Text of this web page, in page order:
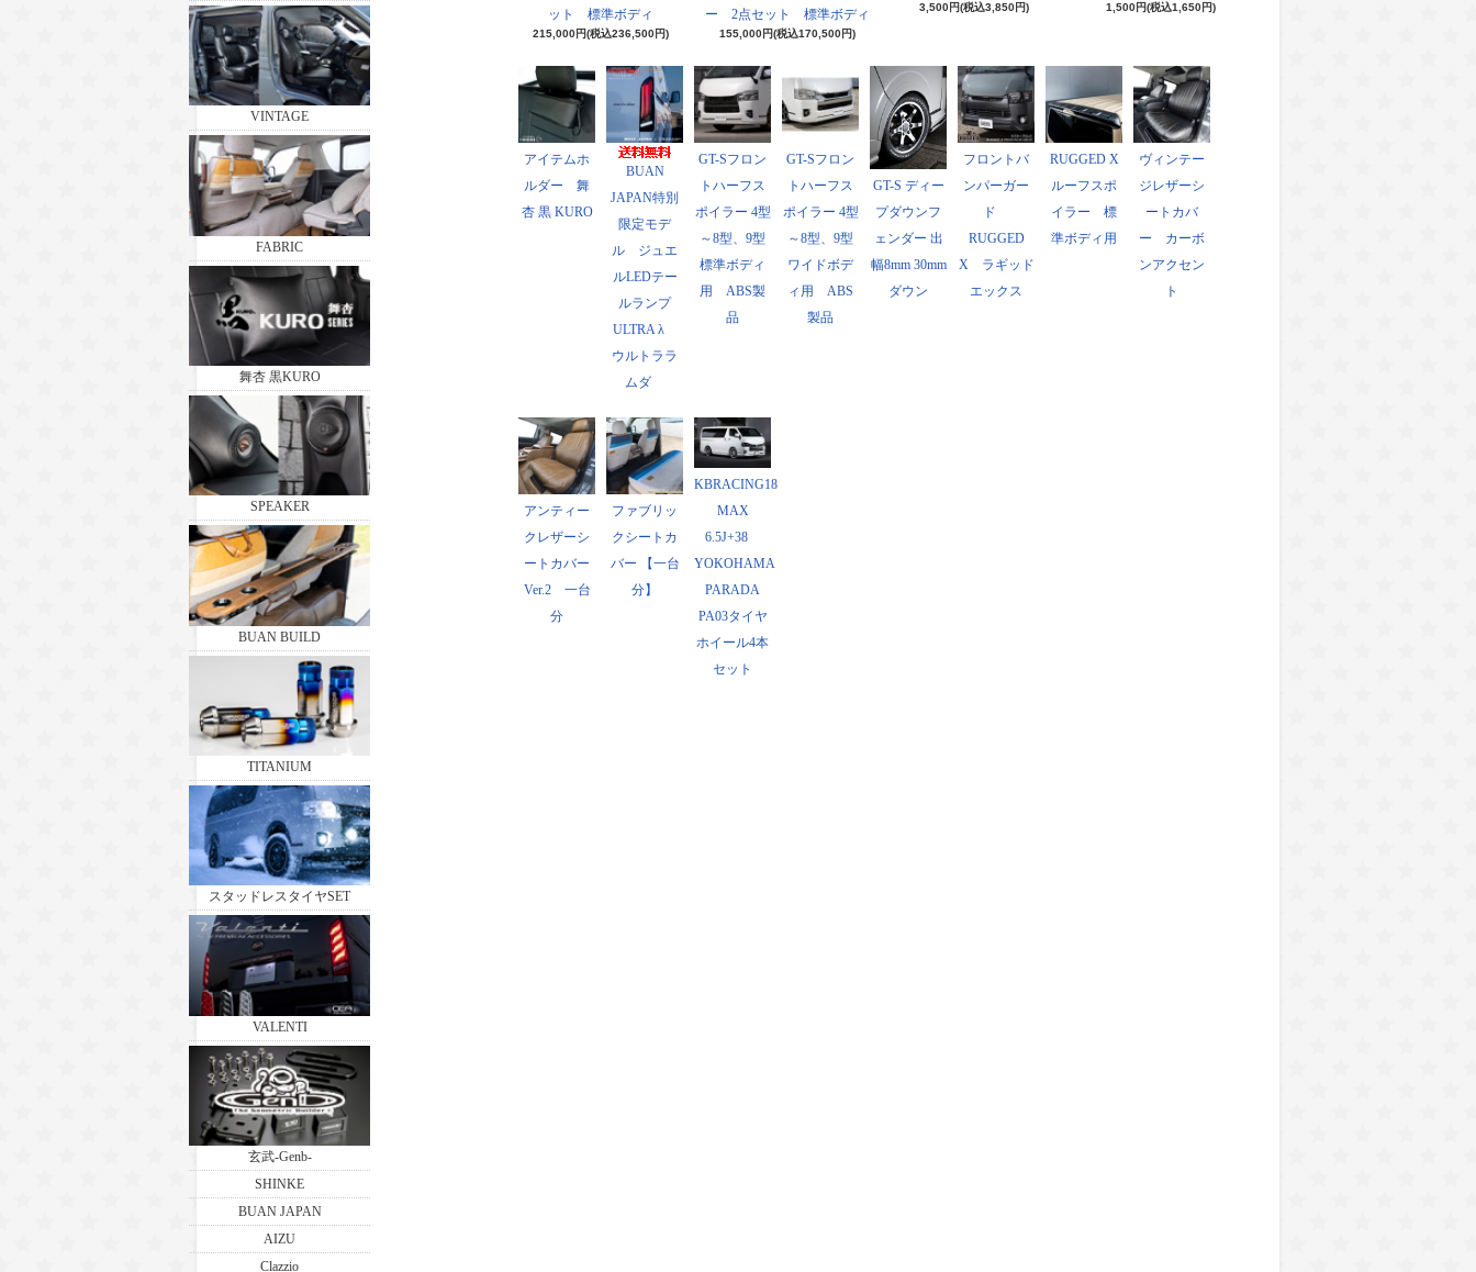
VINTAGE
FABRIC
舞杏 黒KURO
SPEAKER
BUAN BUILD
TITANIUM
スタッドレスタイヤSET
VALENTI
玄武-Genb-
SHINKE
BUAN JAPAN
AIZU
Clazzio
ット 標準ボディ
215,000円(税込236,500円)
ー 2点セット 標準ボディ
155,000円(税込170,500円)
3,500円(税込3,850円) 1,500円(税込1,650円)
アイテムホ
ルダー 舞
杏 黒 KURO
BUAN
JAPAN特別
限定モデ
ル ジュエ
ルLEDテー
ルランプ
ULTRA λ
ウルトララ
ムダ
GT-Sフロン
トハーフス
ポイラー 4型
～8型、9型
標準ボディ
用 ABS製
品
GT-Sフロン
トハーフス
ポイラー 4型
～8型、9型
ワイドボデ
ィ用 ABS
製品
GT-S ディー
プダウンフ
ェンダー 出
幅8mm 30mm
ダウン
フロントバ
ンパーガー
ド
RUGGED
X ラギッド
エックス
RUGGED X
ルーフスポ
イラー 標
準ボディ用
ヴィンテー
ジレザーシ
ートカバ
ー カーボ
ンアクセン
ト
アンティー
クレザーシ
ートカバー
Ver.2 一台
分
ファブリッ
クシートカ
バー 【一台
分】
KBRACING18
MAX
6.5J+38
YOKOHAMA
PARADA
PA03タイヤ
ホイール4本
セット